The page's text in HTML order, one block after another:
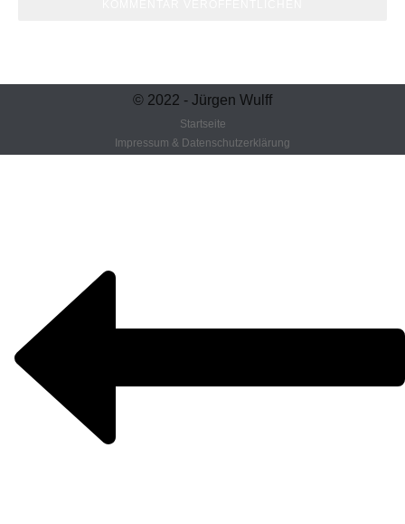
© 2022 - Jürgen Wulff
Startseite
Impressum & Datenschutzerklärung